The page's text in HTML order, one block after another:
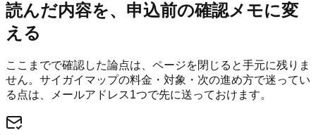
読んだ内容を、申込前の確認メモに変
える
ここまでで確認した論点は、ページを閉じると手元に残りま
せん。 サイガイマップの料金・対象・次の進め方で迷ってい
る点は、メールアドレス1つで先に送っておけます。